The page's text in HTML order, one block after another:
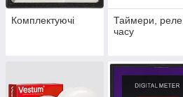
Комплектуючі
Таймери, реле
часу